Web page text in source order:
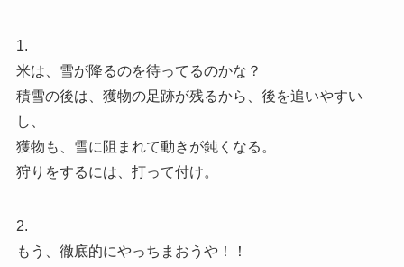
1.
米は、雪が降るのを待ってるのかな？
積雪の後は、獲物の足跡が残るから、後を追いやすい
し、
獲物も、雪に阻まれて動きが鈍くなる。
狩りをするには、打って付け。
2.
もう、徹底的にやっちまおうや！！